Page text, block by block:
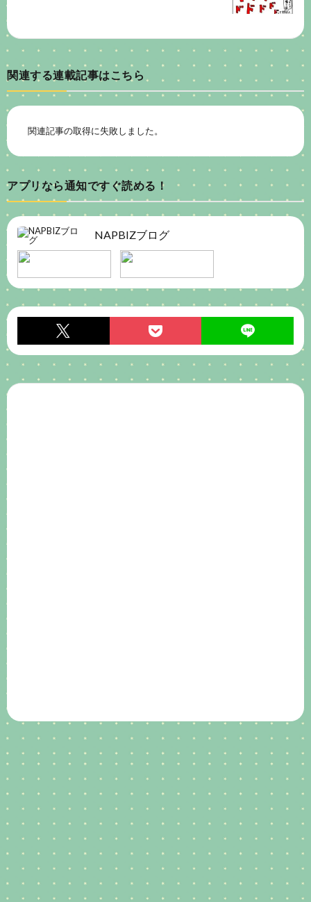
関連する連載記事はこちら
関連記事の取得に失敗しました。
アプリなら通知ですぐ読める！
NAPBIZブログ